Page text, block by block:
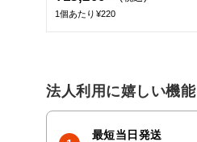
1個あたり¥220
法人利用に嬉しい機能
最短当日発送